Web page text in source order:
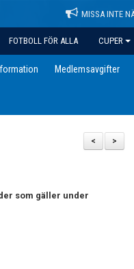
MISSA INTE
FOTBOLL FÖR ALLA CUPER
Medlemsavgifter
>
<
som gäller under